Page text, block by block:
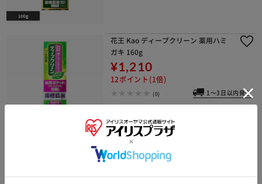
花王 Kao ディープクリーン 薬用ハミ
ガキ 160g
¥1,210
12ポイント(1倍)
(0) 1～3日以内発送
1